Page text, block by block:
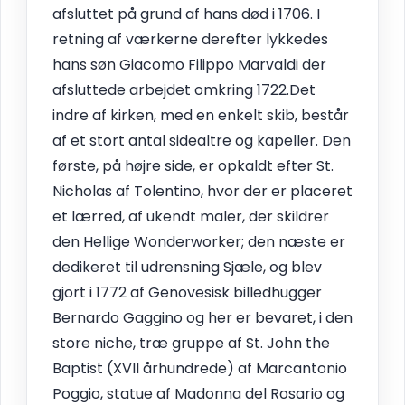
afsluttet på grund af hans død i 1706. I
retning af værkerne derefter lykkedes
hans søn Giacomo Filippo Marvaldi der
afsluttede arbejdet omkring 1722.Det
indre af kirken, med en enkelt skib, består
af et stort antal sidealtre og kapeller. Den
første, på højre side, er opkaldt efter St.
Nicholas af Tolentino, hvor der er placeret
et lærred, af ukendt maler, der skildrer
den Hellige Wonderworker; den næste er
dedikeret til udrensning Sjæle, og blev
gjort i 1772 af Genovesisk billedhugger
Bernardo Gaggino og her er bevaret, i den
store niche, træ gruppe af St. John the
Baptist (XVII århundrede) af Marcantonio
Poggio, statue af Madonna del Rosario og